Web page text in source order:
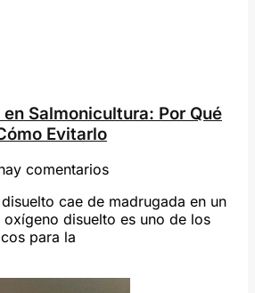
Salmonicultura: Por Qué
Evitarlo
comentarios
cae de madrugada en un
disuelto es uno de los
para la